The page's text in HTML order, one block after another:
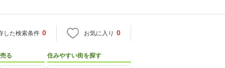
した検索条件 0 お気に入り 0
売る 住みやすい街を探す